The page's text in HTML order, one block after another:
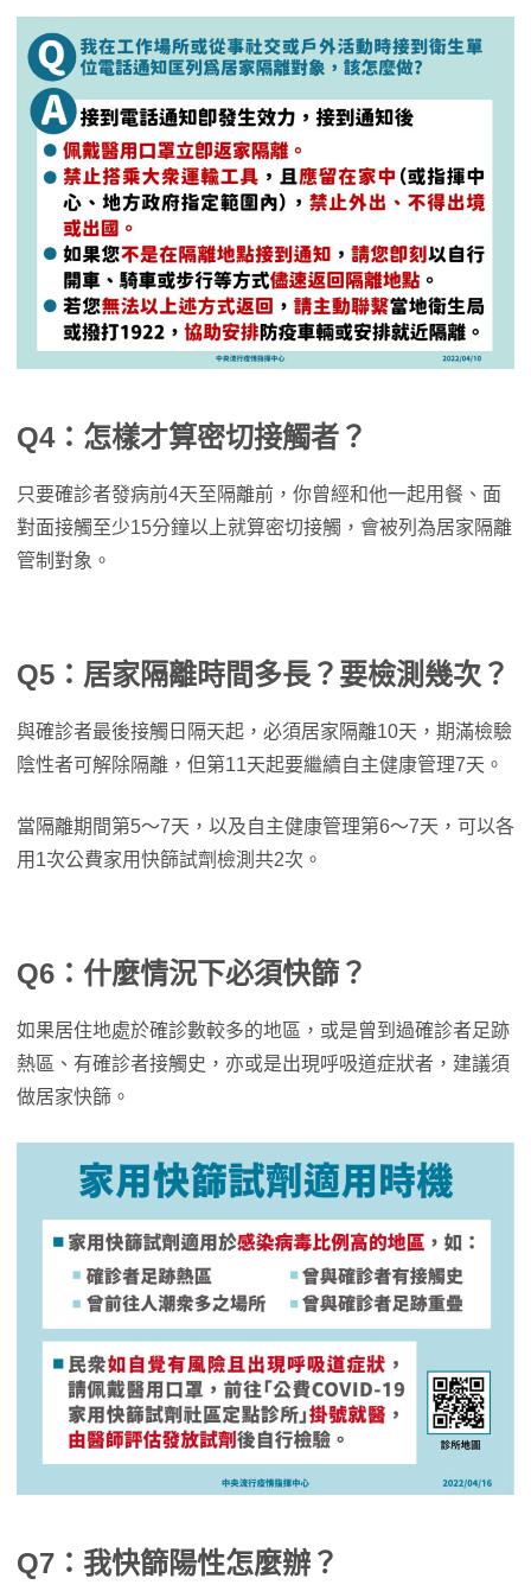
Q4：怎樣才算密切接觸者？
只要確診者發病前4天至隔離前，你曾經和他一起用餐、面
對面接觸至少15分鐘以上就算密切接觸，會被列為居家隔離
管制對象。
Q5：居家隔離時間多長？要檢測幾次？
與確診者最後接觸日隔天起，必須居家隔離10天，期滿檢驗
陰性者可解除隔離，但第11天起要繼續自主健康管理7天。
當隔離期間第5～7天，以及自主健康管理第6～7天，可以各
用1次公費家用快篩試劑檢測共2次。
Q6：什麼情況下必須快篩？
如果居住地處於確診數較多的地區，或是曾到過確診者足跡
熱區、有確診者接觸史，亦或是出現呼吸道症狀者，建議須
做居家快篩。
Q7：我快篩陽性怎麼辦？